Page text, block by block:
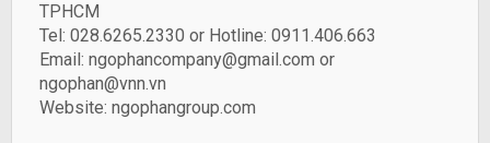
TPHCM
Tel: 028.6265.2330 or Hotline: 0911.406.663
Email: ngophancompany@gmail.com or
ngophan@vnn.vn
Website: ngophangroup.com